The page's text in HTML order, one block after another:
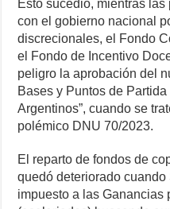
Esto sucedió, mientras
con el gobierno nacional
discrecionales, el Fondo
el Fondo de Incentivo
peligro la aprobación del
Bases y Puntos de
Argentinos”, cuando se
polémico DNU 70/2023.
El reparto de fondos de
quedó deteriorado
impuesto a las Ganancias